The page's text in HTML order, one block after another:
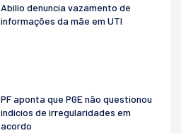
Abilio denuncia vazamento de
informações da mãe em UTI
PF aponta que PGE não questionou
indícios de irregularidades em
acordo